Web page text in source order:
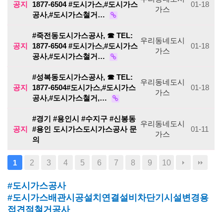
공지
1877-6504 #도시가스,#도시가스
공사,#도시가스철거…
가스
01-18
공지
#죽전동도시가스공사, ☎ TEL:
1877-6504 #도시가스,#도시가스
공사,#도시가스철거…
우리동네도시
가스
01-18
공지
#성복동도시가스공사, ☎ TEL:
1877-6504#도시가스,#도시가스
공사,#도시가스철거,…
우리동네도시
가스
01-18
공지
#경기 #용인시 #수지구 #신봉동
#용인 도시가스도시가스공사 문
의
우리동네도시
가스
01-11
1 2 3 4 5 6 7 8 9 10
#도시가스공사
#도시가스배관시공설치연결설비차단기시설변경용
접견적철거공사